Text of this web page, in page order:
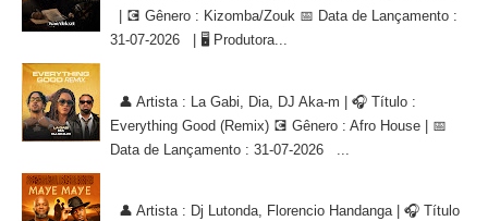
| 💽 Gênero : Kizomba/Zouk 📅 Data de Lançamento :
31-07-2026 | 🖥 Produtora...
👤 Artista : La Gabi, Dia, DJ Aka-m | 🎧 Título :
Everything Good (Remix) 💽 Gênero : Afro House | 📅
Data de Lançamento : 31-07-2026 ...
👤 Artista : Dj Lutonda, Florencio Handanga | 🎧 Título